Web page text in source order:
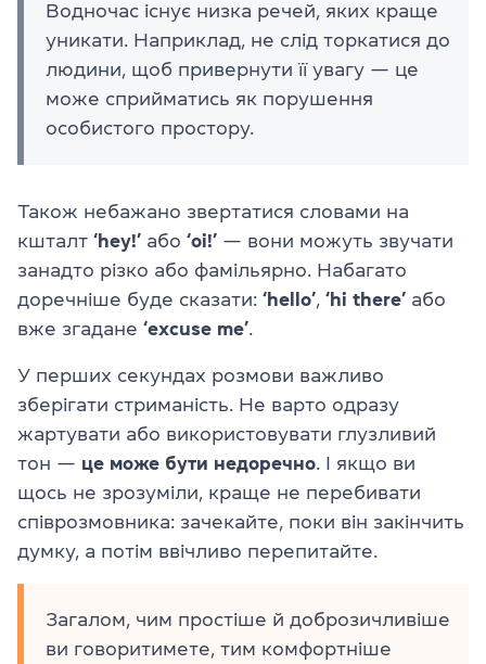
Водночас існує низка речей, яких краще
уникати. Наприклад, не слід торкатися до
людини, щоб привернути її увагу — це
може сприйматись як порушення
особистого простору.
Також небажано звертатися словами на
кшталт ‘hey!’ або ‘oi!’ — вони можуть звучати
занадто різко або фамільярно. Набагато
доречніше буде сказати: ‘hello’, ‘hi there’ або
вже згадане ‘excuse me’.
У перших секундах розмови важливо
зберігати стриманість. Не варто одразу
жартувати або використовувати глузливий
тон — це може бути недоречно. І якщо ви
щось не зрозуміли, краще не перебивати
співрозмовника: зачекайте, поки він закінчить
думку, а потім ввічливо перепитайте.
Загалом, чим простіше й доброзичливіше
ви говоритимете, тим комфортніше